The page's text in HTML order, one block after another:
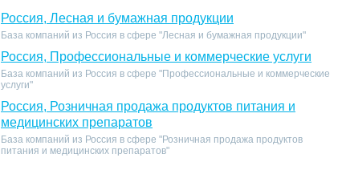
Россия, Лесная и бумажная продукции
База компаний из Россия в сфере "Лесная и бумажная продукции"
Россия, Профессиональные и коммерческие услуги
База компаний из Россия в сфере "Профессиональные и коммерческие
услуги"
Россия, Розничная продажа продуктов питания и
медицинских препаратов
База компаний из Россия в сфере "Розничная продажа продуктов
питания и медицинских препаратов"